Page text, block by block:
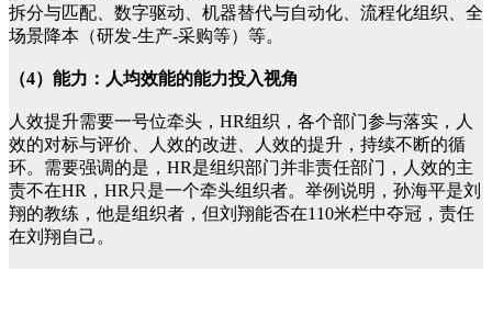
拆分与匹配、数字驱动、机器替代与自动化、流程化组织、全
场景降本（研发-生产-采购等）等。
（4）能力：人均效能的能力投入视角
人效提升需要一号位牵头，HR组织，各个部门参与落实，人
效的对标与评价、人效的改进、人效的提升，持续不断的循
环。需要强调的是，HR是组织部门并非责任部门，人效的主
责不在HR，HR只是一个牵头组织者。举例说明，孙海平是刘
翔的教练，他是组织者，但刘翔能否在110米栏中夺冠，责任
在刘翔自己。